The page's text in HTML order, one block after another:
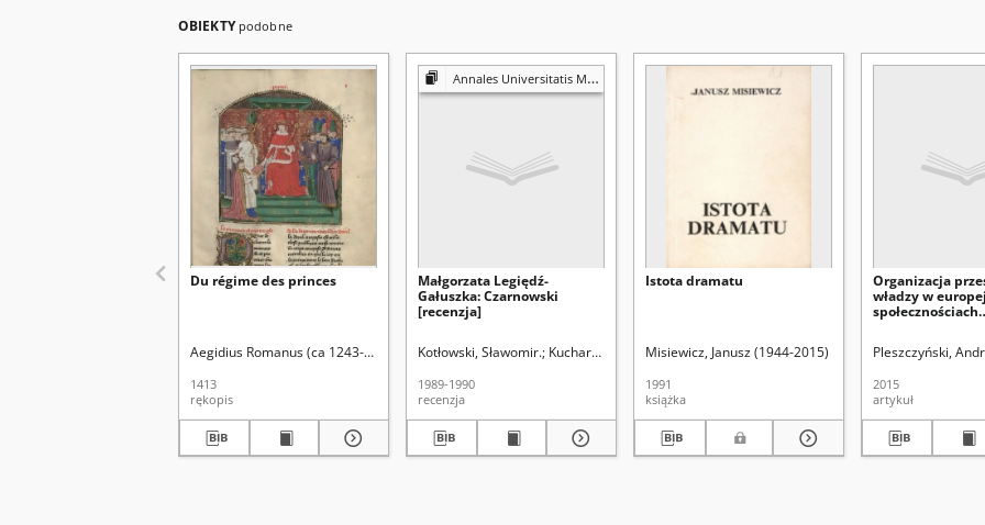
OBIEKTY podobne
Du régime des princes
Aegidius Romanus (ca 1243-1316). Aut. oryg.
1413
rękopis
Annales Universitatis Mariae Curie-Skłodowska. Sectio I, Philosophia-Sociologia
Małgorzata Legiędź-
Gałuszka: Czarnowski
[recenzja]
Kotłowski, Sławomir. Kucharek, Mariusz. Uniwersytet Marii Curie-Skłodowskiej (Lublin)
1989-1990
recenzja
Istota dramatu
Misiewicz, Janusz (1944-2015)
1991
książka
Organizacja
władzy w
społecznościach
Pleszczyński,
2015
artykuł